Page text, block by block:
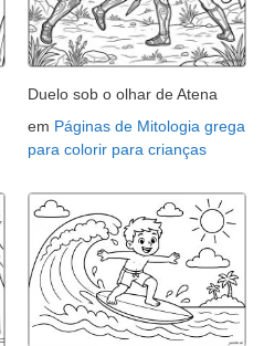
Duelo sob o olhar de Atena
em Páginas de Mitologia grega
para colorir para crianças